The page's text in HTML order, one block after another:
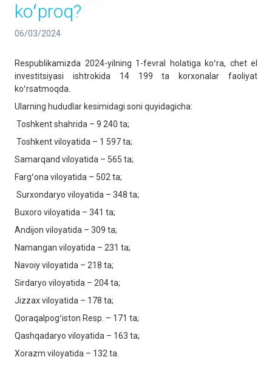
koʻproq?
06/03/2024
Respublikamizda 2024-yilning 1-fevral holatiga koʻra, chet el
investitsiyasi ishtrokida 14 199 ta korxonalar faoliyat
koʻrsatmoqda.
Ularning hududlar kesimidagi soni quyidagicha:
Toshkent shahrida – 9 240 ta;
Toshkent viloyatida – 1 597 ta;
Samarqand viloyatida – 565 ta;
Fargʻona viloyatida – 502 ta;
Surxondaryo viloyatida – 348 ta;
Buxoro viloyatida – 341 ta;
Andijon viloyatida – 309 ta;
Namangan viloyatida – 231 ta;
Navoiy viloyatida – 218 ta;
Sirdaryo viloyatida – 204 ta;
Jizzax viloyatida – 178 ta;
Qoraqalpogʻiston Resp. – 171 ta;
Qashqadaryo viloyatida – 163 ta;
Xorazm viloyatida – 132 ta.